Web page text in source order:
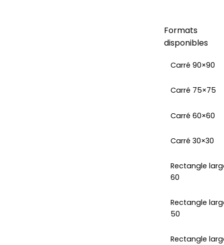
Formats
disponibles
Carré 90×90
Carré 75×75
Carré 60×60
Carré 30×30
Rectangle
60
Rectangle
50
Rectangle